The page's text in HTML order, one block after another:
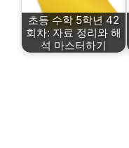
초등 수학 5학년 42
회차: 자료 정리와 해
석 마스터하기